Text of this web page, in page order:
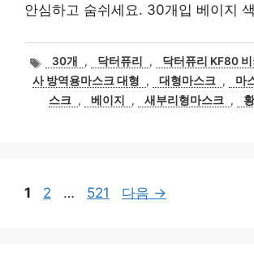
안심하고 숨쉬세요. 30개입 베이지
태
그
30개 , 닥터퓨리 ,
닥터퓨리 KF80
사 방역용마스크 대형
, 대형마스크 , 마
스크 , 베이지 , 새부리형마스크 ,
페
1
페
2 …
페
521 다음 →